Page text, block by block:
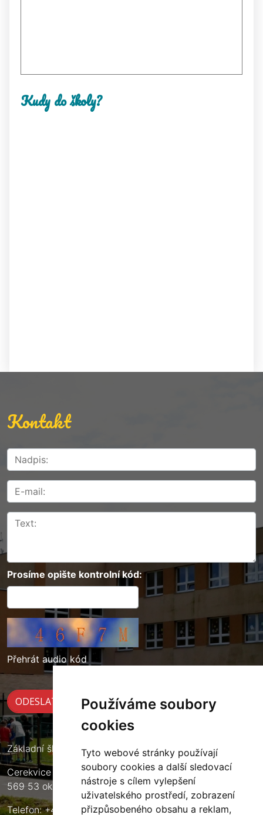
Používáme soubory
cookies
Tyto webové stránky používají
soubory cookies a další sledovací
nástroje s cílem vylepšení
uživatelského prostředí, zobrazení
přizpůsobeného obsahu a reklam,
Kudy do školy?
Kontakt
Prosíme opište kontrolní kód:
Přehrát audio kód
Základní škola Cerekvice nad Loučnou
Cerekvice nad Loučnou 135
569 53 okres Svitavy
Telefon: +420 461 633 140